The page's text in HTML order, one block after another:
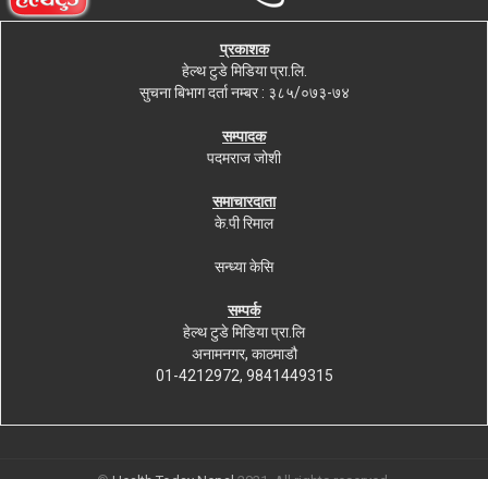
प्रकाशक
हेल्थ टुडे मिडिया प्रा.लि.
सुचना बिभाग दर्ता नम्बर : ३८५/०७३-७४
सम्पादक
पदमराज जोशी
समाचारदाता
के.पी रिमाल
सन्ध्या केसि
सम्पर्क
हेल्थ टुडे मिडिया प्रा.लि
अनामनगर, काठमाडौ
01-4212972, 9841449315